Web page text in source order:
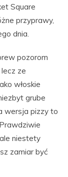
Square
przyprawy,
dnia.
pozorom
ze
włoskie
grube
wersja pizzy to
niestety
zamiar być